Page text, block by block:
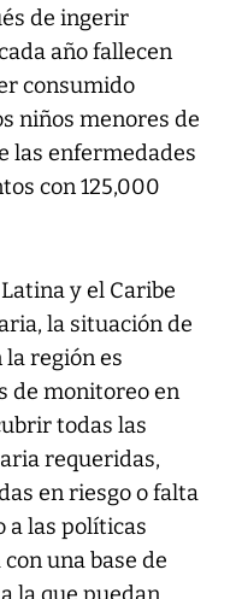
de ingerir
año fallecen
consumido
niños menores de
las enfermedades
con 125,000
y el Caribe
la situación de
región es
de monitoreo en
todas las
requeridas,
en riesgo o falta
a las políticas
una base de